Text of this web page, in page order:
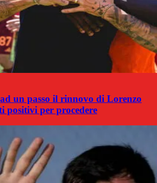
un passo il rinnovo di Lorenzo
positivi per procedere